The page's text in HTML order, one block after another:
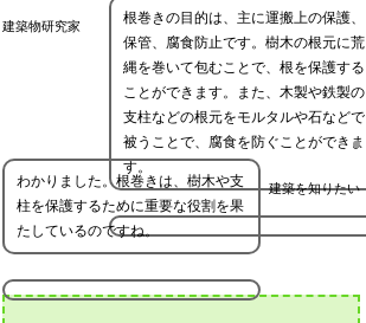
建築物研究家
根巻きの目的は、主に運搬上の保護、
保管、腐食防止です。樹木の根元に荒
縄を巻いて包むことで、根を保護する
ことができます。また、木製や鉄製の
支柱などの根元をモルタルや石などで
被うことで、腐食を防ぐことができま
す。
建築を知りたい
わかりました。根巻きは、樹木や支
柱を保護するために重要な役割を果
たしているのですね。